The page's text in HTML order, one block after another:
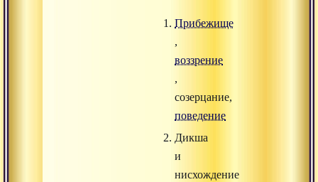
Прибежище
,
воззрение
,
созерцание,
поведение
Дикша
и
нисхождение